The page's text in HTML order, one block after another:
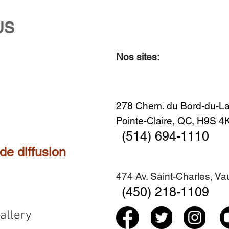
Aperçu rapide
Premier Hiver
Aperçu rapide
Centre-ville no. 18
Aperçu rapide
Sans titre
Aperçu rapide
Diner en famille no. 2
Nos sites:
278 Chem. du Bord-du-
Pointe-Claire, QC, H9S
diffusion
(514) 694-1110
474 Av. Saint-Charles,
(450) 218-1109